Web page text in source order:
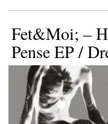
Fet&Moi; –
Pense EP /